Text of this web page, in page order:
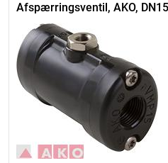
Afspærringsventil, AKO,